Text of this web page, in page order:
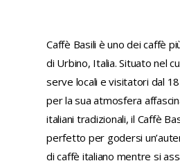
Caffè Basili è uno dei caffè
di Urbino, Italia. Situato nel
serve locali e visitatori dal
per la sua atmosfera
italiani tradizionali, il Caffè
perfetto per godersi
di caffè italiano mentre si